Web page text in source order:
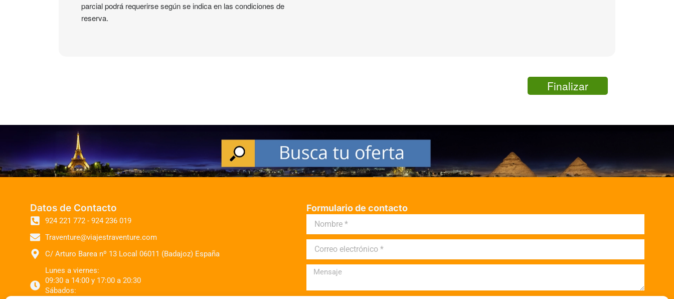
parcial podrá requerirse según se indica en las condiciones de
reserva.
Finalizar
Datos de Contacto
924 221 772 - 924 236 019
Traventure@viajestraventure.com
C/ Arturo Barea nº 13 Local 06011 (Badajoz) España
Lunes a viernes:
09:30 a 14:00 y 17:00 a 20:30
Sábados:
Formulario de contacto